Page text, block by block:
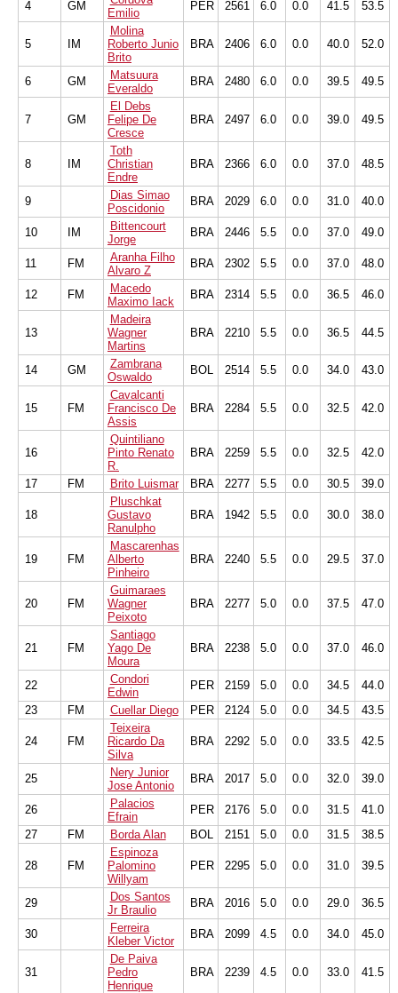
4 GM
Emilio
PER 2561 6.0 0.0 41.5 53.5
5 IM
Molina
Roberto Junio
Brito
BRA 2406 6.0 0.0 40.0 52.0
6 GM
Matsuura
Everaldo
BRA 2480 6.0 0.0 39.5 49.5
7 GM
El Debs
Felipe De
Cresce
BRA 2497 6.0 0.0 39.0 49.5
8 IM
Toth
Christian
Endre
BRA 2366 6.0 0.0 37.0 48.5
9
Dias Simao
Poscidonio
BRA 2029 6.0 0.0 31.0 40.0
10 IM
Bittencourt
Jorge
BRA 2446 5.5 0.0 37.0 49.0
11 FM
Aranha Filho
Alvaro Z
BRA 2302 5.5 0.0 37.0 48.0
12 FM
Macedo
Maximo Iack
BRA 2314 5.5 0.0 36.5 46.0
13
Madeira
Wagner
Martins
BRA 2210 5.5 0.0 36.5 44.5
14 GM
Zambrana
Oswaldo
BOL 2514 5.5 0.0 34.0 43.0
15 FM
Cavalcanti
Francisco De
Assis
BRA 2284 5.5 0.0 32.5 42.0
16
Quintiliano
Pinto Renato
R.
BRA 2259 5.5 0.0 32.5 42.0
17 FM Brito Luismar BRA 2277 5.5 0.0 30.5 39.0
18
Pluschkat
Gustavo
Ranulpho
BRA 1942 5.5 0.0 30.0 38.0
19 FM
Mascarenhas
Alberto
Pinheiro
BRA 2240 5.5 0.0 29.5 37.0
20 FM
Guimaraes
Wagner
Peixoto
BRA 2277 5.0 0.0 37.5 47.0
21 FM
Santiago
Yago De
Moura
BRA 2238 5.0 0.0 37.0 46.0
22
Condori
Edwin
PER 2159 5.0 0.0 34.5
44.0
23
FM Cuellar Diego PER 2124 5.0 0.0 34.5 43.5
24 FM
Teixeira
Ricardo Da
Silva
BRA 2292 5.0 0.0 33.5 42.5
25
Nery Junior
Jose Antonio
BRA 2017 5.0 0.0 32.0 39.0
26
Palacios
Efrain
PER 2176 5.0 0.0 31.5
41.0
27
FM Borda Alan BOL 2151 5.0 0.0 31.5 38.5
28 FM
Espinoza
Palomino
Willyam
PER 2295 5.0 0.0 31.0 39.5
29
Dos Santos
Jr Braulio
BRA 2016 5.0 0.0 29.0 36.5
30
Ferreira
Kleber Victor
BRA 2099 4.5 0.0 34.0 45.0
31
De Paiva
Pedro
Henrique
BRA 2239 4.5 0.0 33.0 41.5